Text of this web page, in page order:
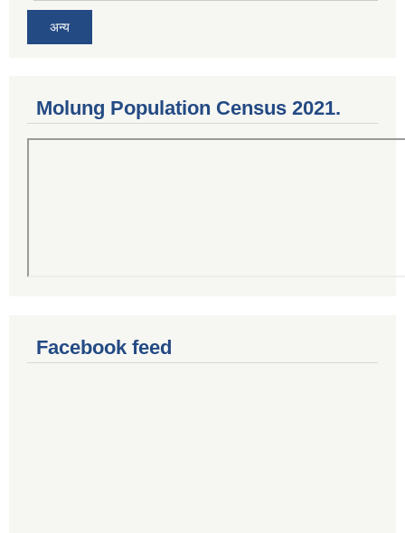
अन्य
Molung Population Census 2021.
Facebook feed